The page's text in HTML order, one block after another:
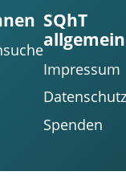
SQhT
allgemein
Impressum
Datenschutz
Spenden